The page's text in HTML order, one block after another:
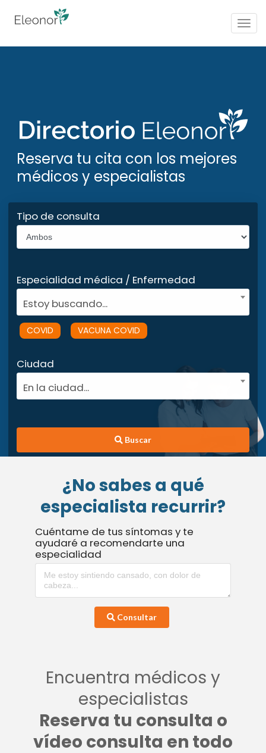
Reserva tu cita con los mejores
médicos y especialistas
Tipo de consulta
Especialidad médica / Enfermedad
Estoy buscando...
COVID VACUNA COVID
Ciudad
En la ciudad...
Buscar
¿No sabes a qué
especialista recurrir?
Cuéntame de tus síntomas y te
ayudaré a recomendarte una
especialidad
Consultar
Encuentra médicos y
especialistas
Reserva tu consulta o
vídeo consulta en todo